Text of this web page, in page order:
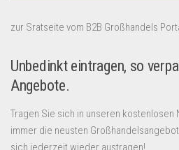
zur Sratseite vom B2B Großhandels
Unbedinkt eintragen, so
Angebote.
Tragen Sie sich in unseren kostenlosen
immer die neusten
sich jederzeit wieder austragen!